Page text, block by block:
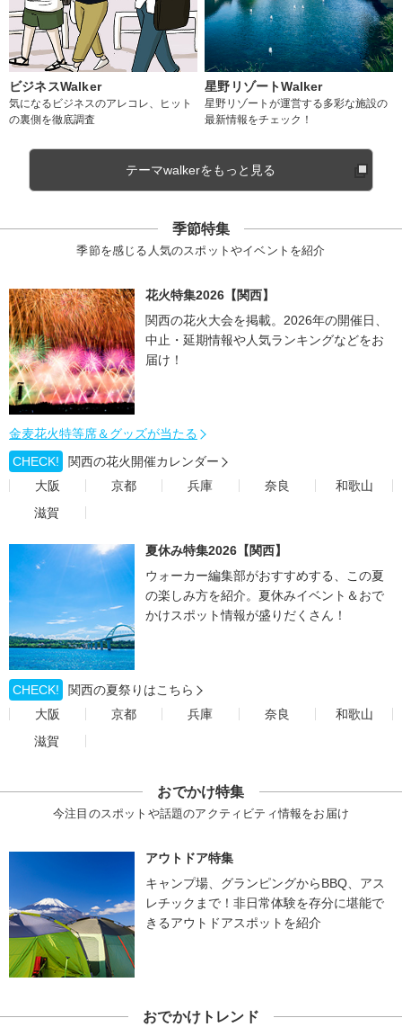
ビジネスWalker
気になるビジネスのアレコレ、ヒット
の裏側を徹底調査
星野リゾートWalker
星野リゾートが運営する多彩な施設の
最新情報をチェック！
テーマwalkerをもっと見る
季節特集
季節を感じる人気のスポットやイベントを紹介
花火特集2026【関西】
関西の花火大会を掲載。2026年の開催日、
中止・延期情報や人気ランキングなどをお
届け！
金麦花火特等席＆グッズが当たる
CHECK!
関西の花火開催カレンダー
大阪
京都 兵庫 奈良
和歌山
滋賀
夏休み特集2026【関西】
ウォーカー編集部がおすすめする、この夏
の楽しみ方を紹介。夏休みイベント＆おで
かけスポット情報が盛りだくさん！
CHECK!
関西の夏祭りはこちら
大阪
京都 兵庫 奈良
和歌山
滋賀
おでかけ特集
今注目のスポットや話題のアクティビティ情報をお届け
アウトドア特集
キャンプ場、グランピングからBBQ、アス
レチックまで！非日常体験を存分に堪能で
きるアウトドアスポットを紹介
おでかけトレンド